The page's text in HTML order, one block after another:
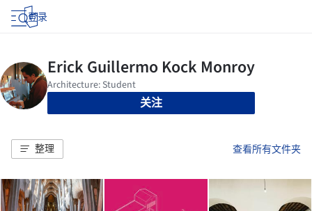
登录
关注
整理 查看所有文件夹